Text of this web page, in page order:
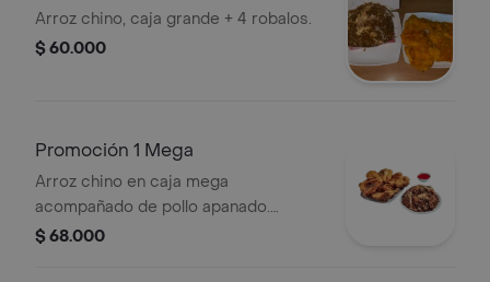
Arroz chino, caja grande + 4 robalos.
$ 60.000
Promoción 1 Mega
Arroz chino en caja mega
acompañado de pollo apanado.
Incluye salsa.
$ 68.000